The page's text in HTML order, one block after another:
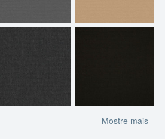
Mostre mais